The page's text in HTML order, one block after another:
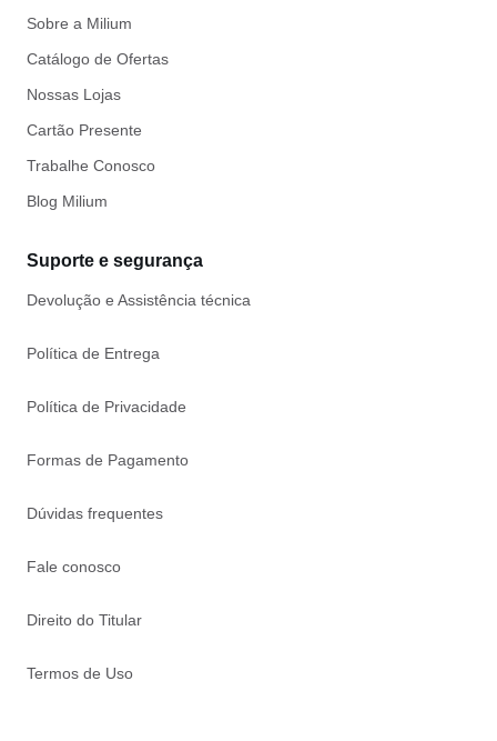
Sobre a Milium
Catálogo de Ofertas
Nossas Lojas
Cartão Presente
Trabalhe Conosco
Blog Milium
Suporte e segurança
Devolução e Assistência técnica
Política de Entrega
Política de Privacidade
Formas de Pagamento
Dúvidas frequentes
Fale conosco
Direito do Titular
Termos de Uso